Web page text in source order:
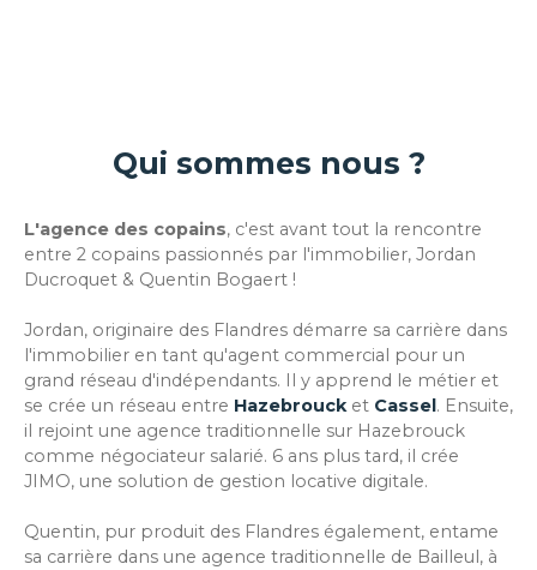
Qui sommes nous ?
L'agence des copains, c'est avant tout la rencontre
entre 2 copains passionnés par l'immobilier, Jordan
Ducroquet & Quentin Bogaert !
Jordan, originaire des Flandres démarre sa carrière dans
l'immobilier en tant qu'agent commercial pour un
grand réseau d'indépendants. Il y apprend le métier et
se crée un réseau entre Hazebroucket Cassel. Ensuite,
il rejoint une agence traditionnelle sur Hazebrouck
comme négociateur salarié. 6 ans plus tard, il crée
JIMO, une solution de gestion locative digitale.
Quentin, pur produit des Flandres également, entame
sa carrière dans une agence traditionnelle de Bailleul, à